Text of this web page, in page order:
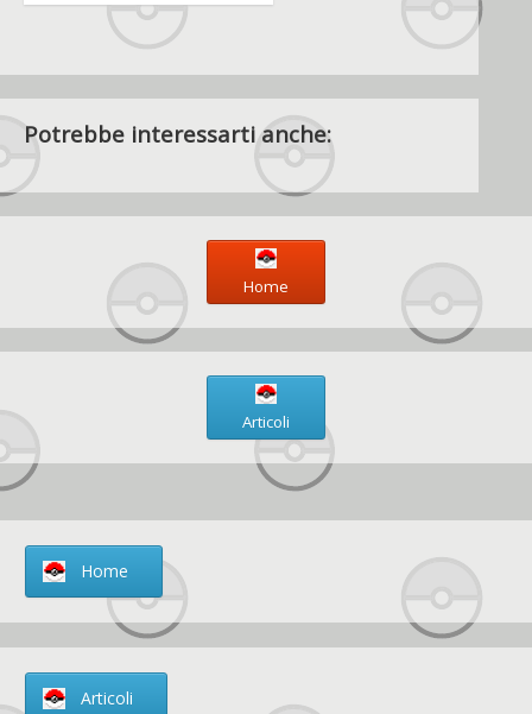
Potrebbe interessarti anche:
Home
Articoli
Home
Articoli